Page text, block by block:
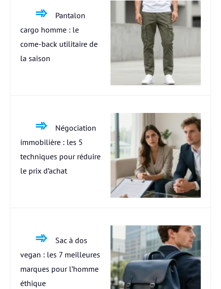
Pantalon
cargo homme : le
come-back utilitaire de
la saison
Négociation
immobilière : les 5
techniques pour réduire
le prix d’achat
Sac à dos
vegan : les 7 meilleures
marques pour l’homme
éthique